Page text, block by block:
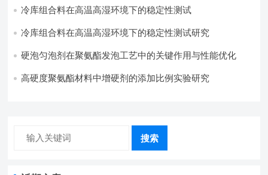
冷库组合料在高温高湿环境下的稳定性测试​
冷库组合料在高温高湿环境下的稳定性测试研究
硬泡匀泡剂在聚氨酯发泡工艺中的关键作用与性能优化
高硬度聚氨酯材料中增硬剂的添加比例实验研究
搜索